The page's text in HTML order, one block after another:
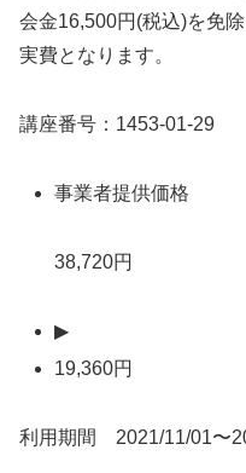
会金16,500円(税込)を免
実費となります。
講座番号：1453-01-29
事業者提供価格
38,720円
▶
19,360円
利用期間 2021/11/01〜